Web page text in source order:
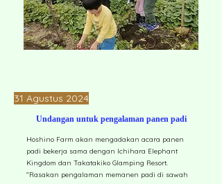
31 Agustus 2024
Undangan untuk pengalaman panen padi
Hoshino Farm akan mengadakan acara panen
padi bekerja sama dengan Ichihara Elephant
Kingdom dan Takatakiko Glamping Resort.
"Rasakan pengalaman memanen padi di sawah